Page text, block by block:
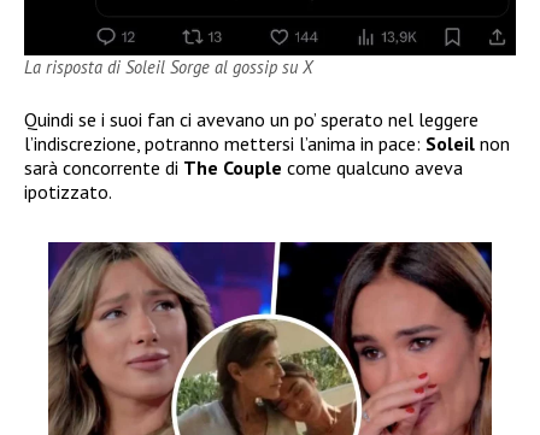
La risposta di Soleil Sorge al gossip su X
Quindi se i suoi fan ci avevano un po’ sperato nel leggere
l’indiscrezione, potranno mettersi l’anima in pace: Soleil non
sarà concorrente di The Couple come qualcuno aveva
ipotizzato.